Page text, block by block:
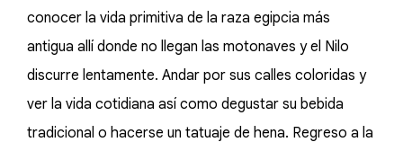
conocer la vida primitiva de la raza egipcia más
antigua allí donde no llegan las motonaves y el Nilo
discurre lentamente. Andar por sus calles coloridas y
ver la vida cotidiana así como degustar su bebida
tradicional o hacerse un tatuaje de hena. Regreso a la